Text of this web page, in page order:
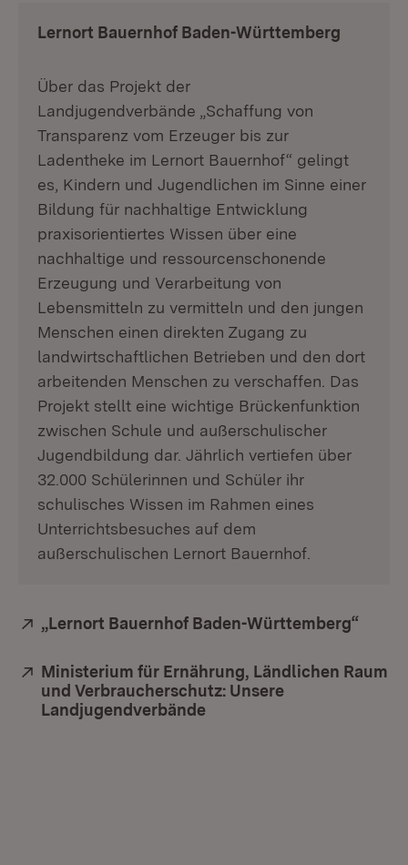
Lernort Bauernhof Baden-Württemberg
Über das Projekt der
Landjugendverbände „Schaffung von
Transparenz vom Erzeuger bis zur
Ladentheke im Lernort Bauernhof“ gelingt
es, Kindern und Jugendlichen im Sinne einer
Bildung für nachhaltige Entwicklung
praxisorientiertes Wissen über eine
nachhaltige und ressourcenschonende
Erzeugung und Verarbeitung von
Lebensmitteln zu vermitteln und den jungen
Menschen einen direkten Zugang zu
landwirtschaftlichen Betrieben und den dort
arbeitenden Menschen zu verschaffen. Das
Projekt stellt eine wichtige Brückenfunktion
zwischen Schule und außerschulischer
Jugendbildung dar. Jährlich vertiefen über
32.000 Schülerinnen und Schüler ihr
schulisches Wissen im Rahmen eines
Unterrichtsbesuches auf dem
außerschulischen Lernort Bauernhof.
Extern:
„Lernort Bauernhof Baden-Württemberg“
Extern:
Ministerium für Ernährung, Ländlichen Raum
und Verbraucherschutz: Unsere
Landjugendverbände